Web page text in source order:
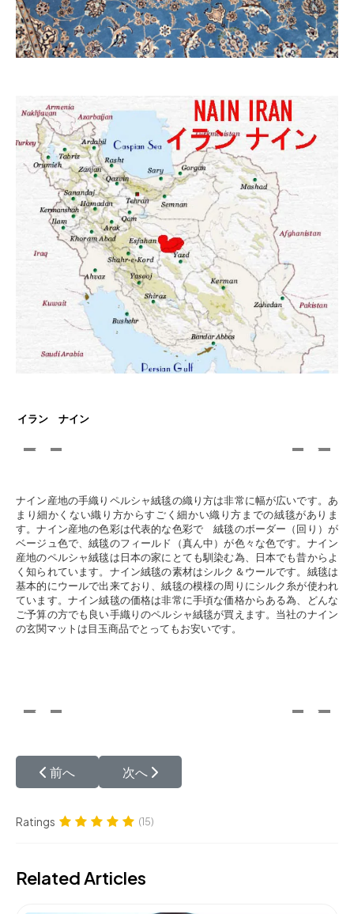
イラン ナイン
ナイン産地の手織りペルシャ絨毯の織り方は非常に幅が広いです。あ
まり細かくない織り方からすごく細かい織り方までの絨毯がありま
す。ナイン産地の色彩は代表的な色彩で 絨毯のボーダー（回り）が
ベージュ色で、絨毯のフィールド（真ん中）が色々な色です。ナイン
産地のペルシャ絨毯は日本の家にとても馴染む為、日本でも昔からよ
く知られています。ナイン絨毯の素材はシルク＆ウールです。絨毯は
基本的にウールで出来ており、絨毯の模様の周りにシルク糸が使われ
ています。ナイン絨毯の価格は非常に手頃な価格からある為、どんな
ご予算の方でも良い手織りのペルシャ絨毯が買えます。当社のナイン
の玄関マットは目玉商品でとってもお安いです。
前の記事へ: ペルシャ絨毯クム産地について
前へ 次の記事へ: ペルシャ絨毯タブリズ産地
次へ
Ratings (15)
Related Articles